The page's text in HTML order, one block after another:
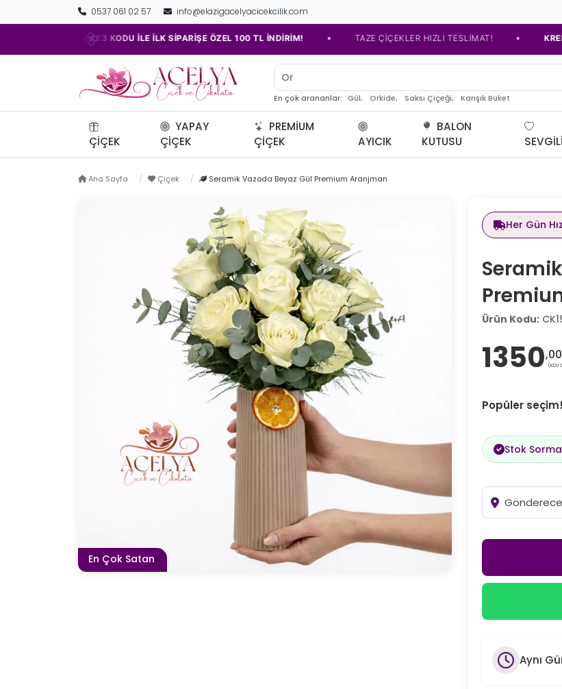
0537 061 02 57 info@elazigacelyacicekcilik.com
ACELYA23 KODU İLE İLK SİPARİŞE ÖZEL 100 TL İNDİRİM! • TAZE ÇİÇEKLER HIZLI TESLİMAT! • KREDİ
Orkide ç
En çok arananlar: Gül, Orkide, Saksı Çiçeği, Karışık Buket
ÇIÇEK
YAPAY
ÇIÇEK
PREMIUM
ÇIÇEK
AYICIK
BALON
KUTUSU
Ana Sayfa Çiçek Seramik Vazoda Beyaz Gül Premium Aranjman
En Çok Satan
Her Gün
Ürün Kodu:
1350 (KDV
Popüler
Stok
Aynı